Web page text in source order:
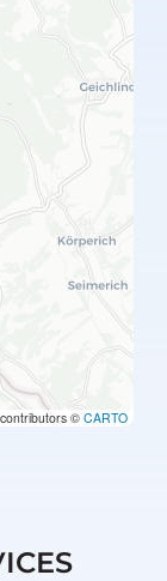
contributors © CARTO